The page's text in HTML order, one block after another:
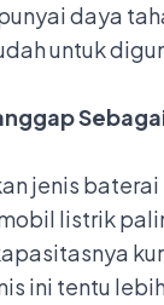
daya
untuk
jenis
listrik
ini tentu